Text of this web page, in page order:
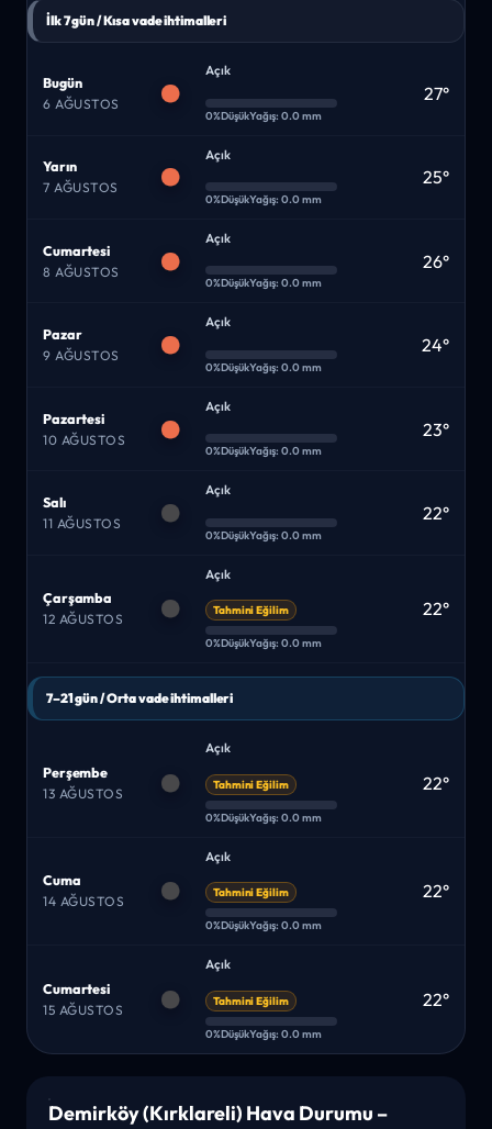
İlk 7 gün / Kısa vade ihtimalleri
Bugün
6 AĞUSTOS
Açık
0%DüşükYağış: 0.0 mm
27°
Yarın
7 AĞUSTOS
Açık
0%DüşükYağış: 0.0 mm
25°
Cumartesi
8 AĞUSTOS
Açık
0%DüşükYağış: 0.0 mm
26°
Pazar
9 AĞUSTOS
Açık
0%DüşükYağış: 0.0 mm
24°
Pazartesi
10 AĞUSTOS
Açık
0%DüşükYağış: 0.0 mm
23°
Salı
11 AĞUSTOS
Açık
0%DüşükYağış: 0.0 mm
22°
Çarşamba
12 AĞUSTOS
Açık
Tahmini Eğilim
0%DüşükYağış: 0.0 mm
22°
7–21 gün / Orta vade ihtimalleri
Perşembe
13 AĞUSTOS
Açık
Tahmini Eğilim
0%DüşükYağış: 0.0 mm
22°
Cuma
14 AĞUSTOS
Açık
Tahmini Eğilim
0%DüşükYağış: 0.0 mm
22°
Cumartesi
15 AĞUSTOS
Açık
Tahmini Eğilim
0%DüşükYağış: 0.0 mm
22°
Demirköy (Kırklareli) Hava Durumu –